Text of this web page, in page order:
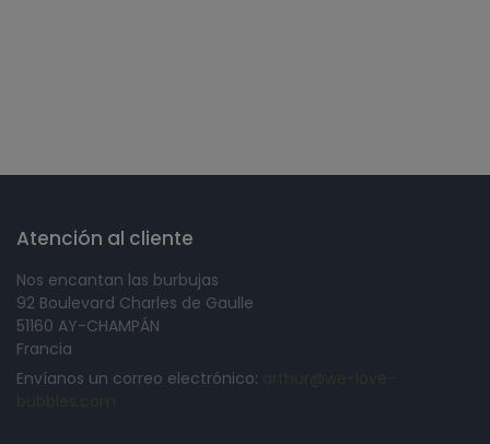
Atención al cliente
Nos encantan las burbujas
92 Boulevard Charles de Gaulle
51160 AY-CHAMPÁN
Francia
Envíanos un correo electrónico: